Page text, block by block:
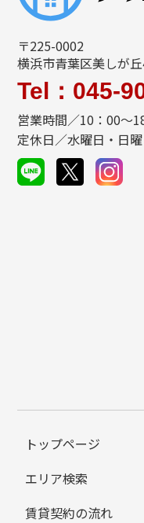
〒225-0002
横浜市青葉区美しが
Tel：045-
営業時間／10：00～
定休日／水曜日・日
トップページ
エリア検索
賃貸契約の流れ